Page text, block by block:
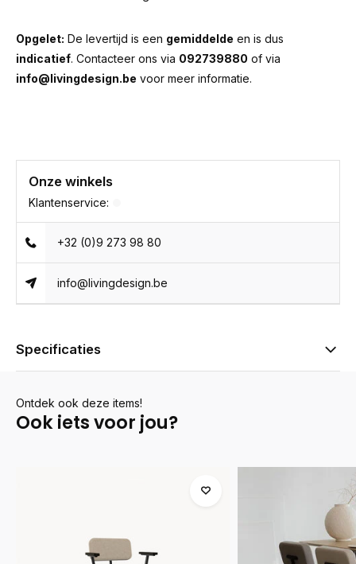
Opgelet: De levertijd is een gemiddelde en is dus
indicatief. Contacteer ons via 092739880 of via
info@livingdesign.be voor meer informatie.
Onze winkels
Klantenservice:
+32 (0)9 273 98 80
info@livingdesign.be
Specificaties
Ontdek ook deze items!
Ook iets voor jou?